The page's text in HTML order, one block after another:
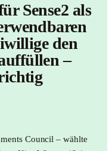
Sense2 als
den
–
Council – wählte